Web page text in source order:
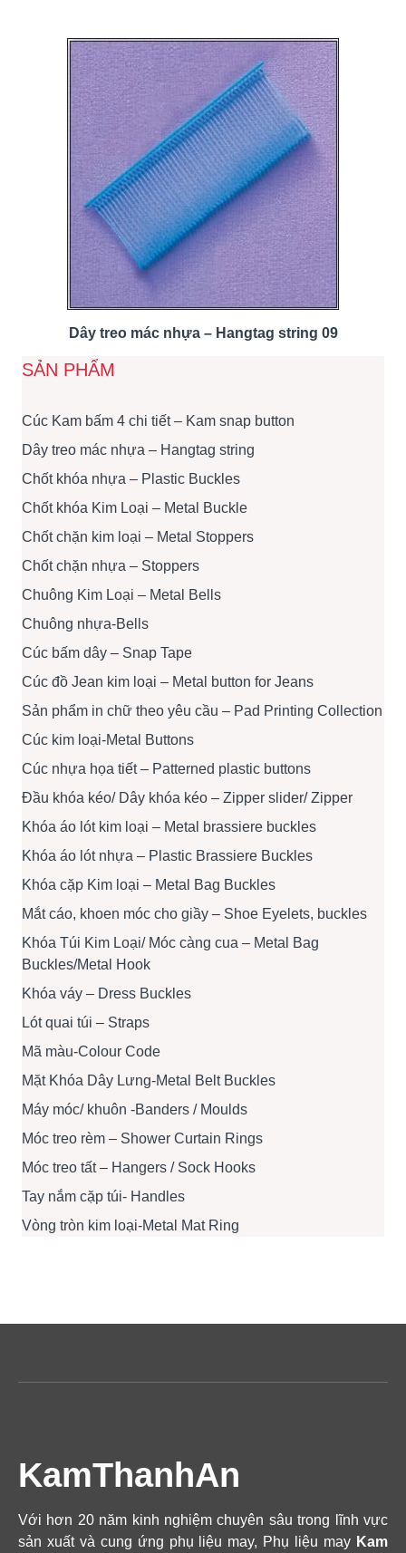
Dây treo mác nhựa – Hangtag string 09
SẢN PHẨM
Cúc Kam bấm 4 chi tiết – Kam snap button
Dây treo mác nhựa – Hangtag string
Chốt khóa nhựa – Plastic Buckles
Chốt khóa Kim Loại – Metal Buckle
Chốt chặn kim loại – Metal Stoppers
Chốt chặn nhựa – Stoppers
Chuông Kim Loại – Metal Bells
Chuông nhựa-Bells
Cúc bấm dây – Snap Tape
Cúc đồ Jean kim loại – Metal button for Jeans
Sản phẩm in chữ theo yêu cầu – Pad Printing Collection
Cúc kim loại-Metal Buttons
Cúc nhựa họa tiết – Patterned plastic buttons
Đầu khóa kéo/ Dây khóa kéo – Zipper slider/ Zipper
Khóa áo lót kim loại – Metal brassiere buckles
Khóa áo lót nhựa – Plastic Brassiere Buckles
Khóa cặp Kim loại – Metal Bag Buckles
Mắt cáo, khoen móc cho giầy – Shoe Eyelets, buckles
Khóa Túi Kim Loại/ Móc càng cua – Metal Bag
Buckles/Metal Hook
Khóa váy – Dress Buckles
Lót quai túi – Straps
Mã màu-Colour Code
Mặt Khóa Dây Lưng-Metal Belt Buckles
Máy móc/ khuôn -Banders / Moulds
Móc treo rèm – Shower Curtain Rings
Móc treo tất – Hangers / Sock Hooks
Tay nắm cặp túi- Handles
Vòng tròn kim loại-Metal Mat Ring
KamThanhAn
Với hơn 20 năm kinh nghiệm chuyên sâu trong lĩnh vực
sản xuất và cung ứng phụ liệu may, Phụ liệu may Kam